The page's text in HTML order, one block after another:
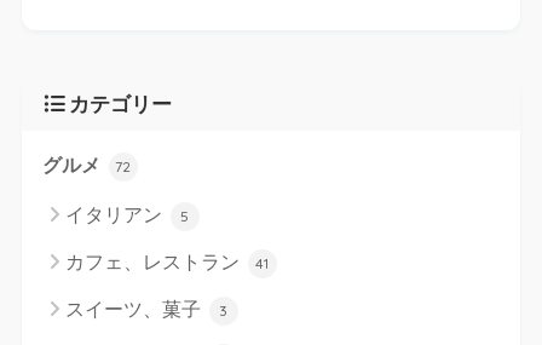
カテゴリー
グルメ 72
イタリアン 5
カフェ、レストラン 41
スイーツ、菓子 3